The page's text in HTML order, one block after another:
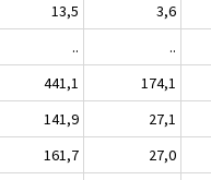
13,5
3,6
..
..
441,1
174,1
141,9
27,1
161,7
27,0